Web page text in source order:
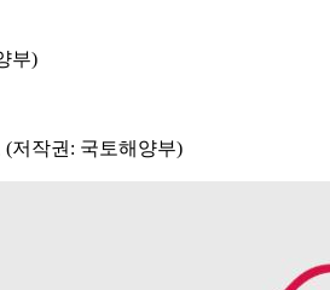
부)
저작권: 국토해양부)